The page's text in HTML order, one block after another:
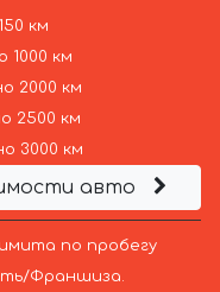
км
1000 км
2000 км
2500 км
3000 км
авто
по пробегу
Франшиза.